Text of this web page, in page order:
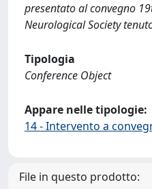
presentato al convegno
Neurological Society
Tipologia
Conference Object
Appare nelle tipologie:
14 - Intervento a
File in questo prodotto: